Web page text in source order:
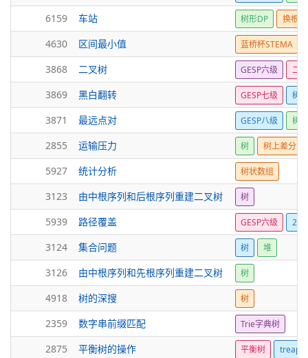
6159 车站 树形DP 换根
4630 区间最小值 蓝桥杯STEMA
3868 二叉树 GESP六级 二
3869 黑白翻转 GESP七级 树
3871 最远点对 GESP八级 树
2855 运输压力 树 树上差分
5927 统计分析 树状数组
3123 由中根序列和后根序列重建二叉树 树
5939 路径覆盖 GESP六级 25
3124 集合问题 树 堆
3126 由中根序列和先根序列重建二叉树 树
4918 树的深搜 树
2359 数字串前缀匹配 Trie字典树
2875 平衡树的操作 平衡树 treap